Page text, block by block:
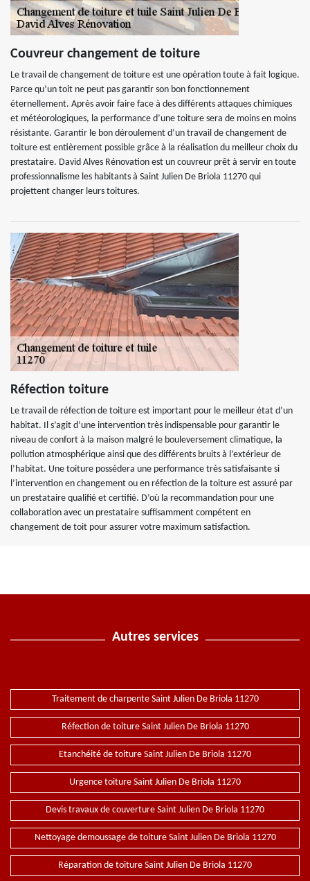
Couvreur changement de toiture
Le travail de changement de toiture est une opération toute à fait logique.
Parce qu’un toit ne peut pas garantir son bon fonctionnement
éternellement. Après avoir faire face à des différents attaques chimiques
et météorologiques, la performance d’une toiture sera de moins en moins
résistante. Garantir le bon déroulement d’un travail de changement de
toiture est entièrement possible grâce à la réalisation du meilleur choix du
prestataire. David Alves Rénovation est un couvreur prêt à servir en toute
professionnalisme les habitants à Saint Julien De Briola 11270 qui
projettent changer leurs toitures.
Réfection toiture
Le travail de réfection de toiture est important pour le meilleur état d’un
habitat. Il s’agit d’une intervention très indispensable pour garantir le
niveau de confort à la maison malgré le bouleversement climatique, la
pollution atmosphérique ainsi que des différents bruits à l’extérieur de
l’habitat. Une toiture possédera une performance très satisfaisante si
l’intervention en changement ou en réfection de la toiture est assuré par
un prestataire qualifié et certifié. D’où la recommandation pour une
collaboration avec un prestataire suffisamment compétent en
changement de toit pour assurer votre maximum satisfaction.
Autres services
Traitement de charpente Saint Julien De Briola 11270
Réfection de toiture Saint Julien De Briola 11270
Etanchéité de toiture Saint Julien De Briola 11270
Urgence toiture Saint Julien De Briola 11270
Devis travaux de couverture Saint Julien De Briola 11270
Nettoyage demoussage de toiture Saint Julien De Briola 11270
Réparation de toiture Saint Julien De Briola 11270